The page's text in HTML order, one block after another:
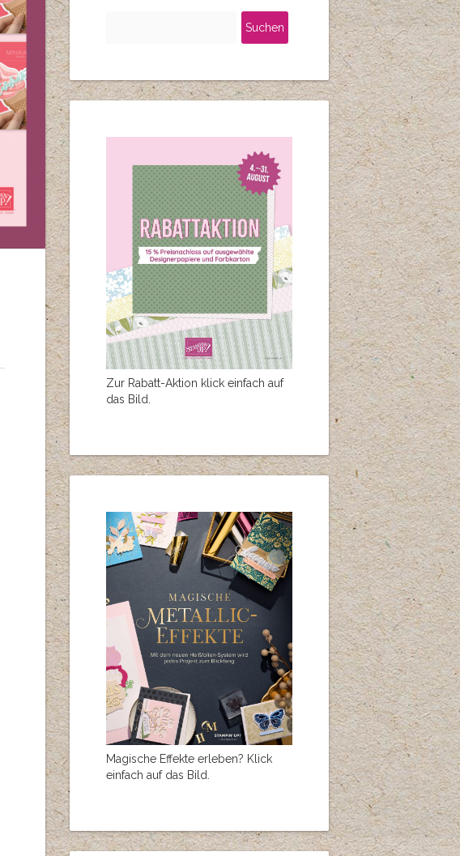
Publish for Free
Zur Rabatt-Aktion klick einfach auf
das Bild.
Magische Effekte erleben? Klick
einfach auf das Bild.